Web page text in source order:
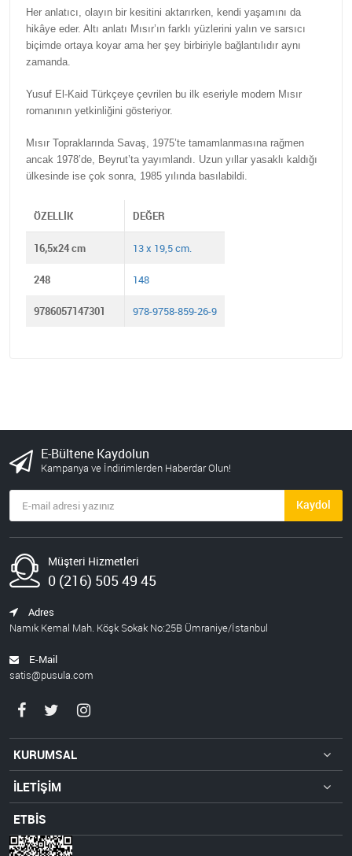
Her anlatıcı, olayın bir kesitini aktarırken, kendi yaşamını da
hikâye eder. Altı anlatı Mısır’ın farklı yüzlerini yalın ve sarsıcı
biçimde ortaya koyar ama her şey birbiriyle bağlantılıdır aynı
zamanda.
Yusuf El-Kaid Türkçeye çevrilen bu ilk eseriyle modern Mısır
romanının yetkinliğini gösteriyor.
Mısır Topraklarında Savaş, 1975’te tamamlanmasına rağmen
ancak 1978’de, Beyrut’ta yayımlandı. Uzun yıllar yasaklı kaldığı
ülkesinde ise çok sonra, 1985 yılında basılabildi.
ÖZELLIK DEĞER
16,5x24 cm 13 x 19,5 cm.
248 148
9786057147301 978-9758-859-26-9
E-Bültene Kaydolun
Kampanya ve İndirimlerden Haberdar Olun!
Kaydol
Müşteri Hizmetleri
0 (216) 505 49 45
Adres
Namık Kemal Mah. Köşk Sokak No:25B Ümraniye/İstanbul
E-Mail
satis@pusula.com
KURUMSAL
İLETİŞİM
ETBİS